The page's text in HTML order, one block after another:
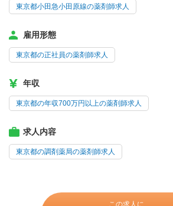
東京都小田急小田原線の薬剤師求人
雇用形態
東京都の正社員の薬剤師求人
年収
東京都の年収700万円以上の薬剤師求人
求人内容
東京都の調剤薬局の薬剤師求人